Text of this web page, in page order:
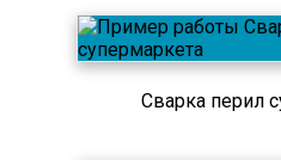
Сварка перил